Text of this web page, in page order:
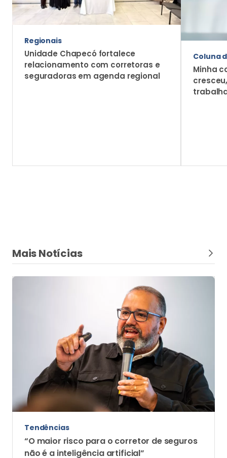
Mais Notícias
não é a inteligência artificial”
mas redefinir o papel do corretor em uma distribuição
que já está sendo transformada pela tecnologia